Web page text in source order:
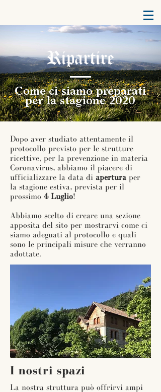
Ripartire
Come ci siamopreparati
per la stagione 2020
Dopo aver studiato attentamente il
protocollo previsto per le strutture
ricettive, per la prevenzione in materia
Coronavirus, abbiamo il piacere di
ufficializzare la data di apertura per
la stagione estiva, prevista per il
prossimo 4 Luglio!
Abbiamo scelto di creare una sezione
apposita del sito per mostrarvi come ci
siamo adeguati al protocollo e quali
sono le principali misure che verranno
adottate.
I nostri spazi
La nostra struttura può offrirvi ampi